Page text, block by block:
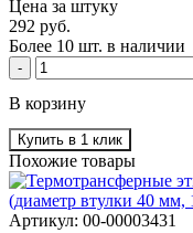
Цена за штуку
292 руб.
Более 10 шт. в наличии
-
В корзину
Купить в 1 клик
Похожие товары
Артикул: 00-00003431